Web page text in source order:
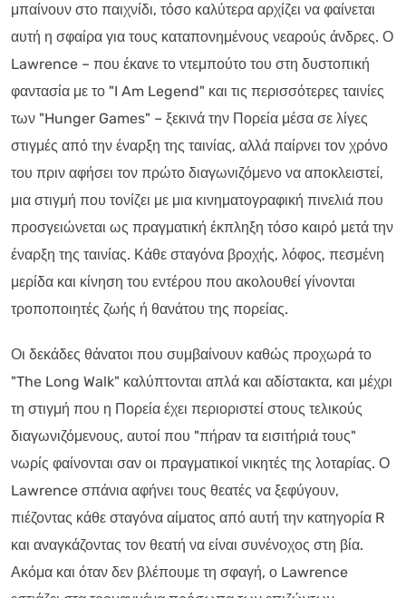
μπαίνουν στο παιχνίδι, τόσο καλύτερα αρχίζει να φαίνεται
αυτή η σφαίρα για τους καταπονημένους νεαρούς άνδρες. Ο
Lawrence – που έκανε το ντεμπούτο του στη δυστοπική
φαντασία με το "I Am Legend" και τις περισσότερες ταινίες
των "Hunger Games" – ξεκινά την Πορεία μέσα σε λίγες
στιγμές από την έναρξη της ταινίας, αλλά παίρνει τον χρόνο
του πριν αφήσει τον πρώτο διαγωνιζόμενο να αποκλειστεί,
μια στιγμή που τονίζει με μια κινηματογραφική πινελιά που
προσγειώνεται ως πραγματική έκπληξη τόσο καιρό μετά την
έναρξη της ταινίας. Κάθε σταγόνα βροχής, λόφος, πεσμένη
μερίδα και κίνηση του εντέρου που ακολουθεί γίνονται
τροποποιητές ζωής ή θανάτου της πορείας.
Οι δεκάδες θάνατοι που συμβαίνουν καθώς προχωρά το
"The Long Walk" καλύπτονται απλά και αδίστακτα, και μέχρι
τη στιγμή που η Πορεία έχει περιοριστεί στους τελικούς
διαγωνιζόμενους, αυτοί που "πήραν τα εισιτήριά τους"
νωρίς φαίνονται σαν οι πραγματικοί νικητές της λοταρίας. Ο
Lawrence σπάνια αφήνει τους θεατές να ξεφύγουν,
πιέζοντας κάθε σταγόνα αίματος από αυτή την κατηγορία R
και αναγκάζοντας τον θεατή να είναι συνένοχος στη βία.
Ακόμα και όταν δεν βλέπουμε τη σφαγή, ο Lawrence